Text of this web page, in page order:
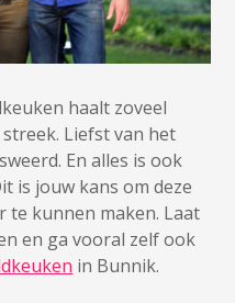
haalt zoveel
Liefst van het
En alles is ook
is jouw kans om deze
te kunnen maken. Laat
en ga vooral zelf ook
in Bunnik.